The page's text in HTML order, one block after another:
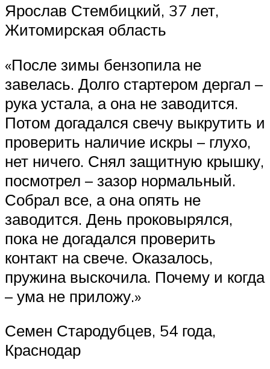
Ярослав Стембицкий, 37 лет,
Житомирская область
«После зимы бензопила не
завелась. Долго стартером дергал –
рука устала, а она не заводится.
Потом догадался свечу выкрутить и
проверить наличие искры – глухо,
нет ничего. Снял защитную крышку,
посмотрел – зазор нормальный.
Собрал все, а она опять не
заводится. День проковырялся,
пока не догадался проверить
контакт на свече. Оказалось,
пружина выскочила. Почему и когда
– ума не приложу.»
Семен Стародубцев, 54 года,
Краснодар